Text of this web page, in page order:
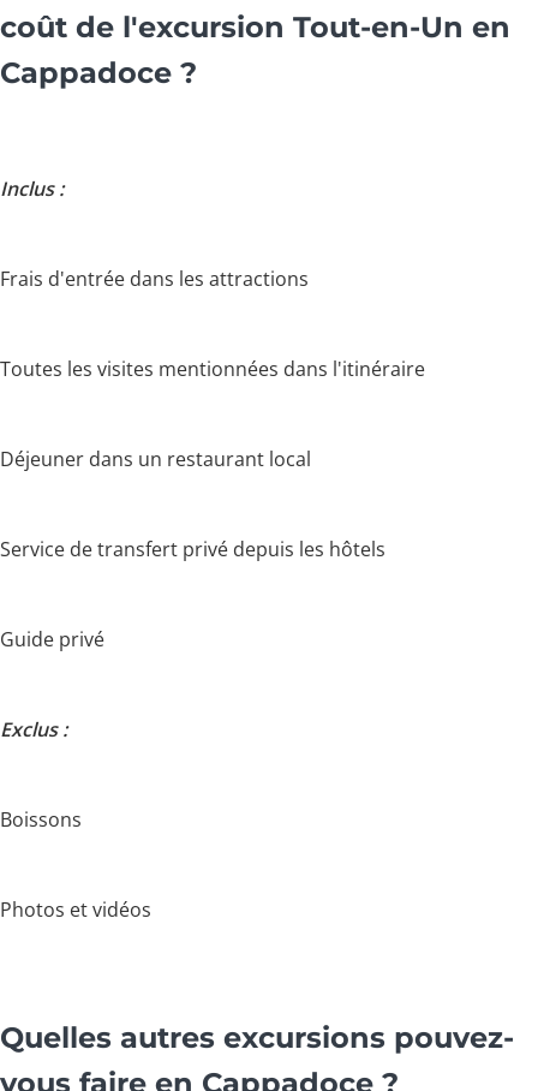
coût de l'excursion Tout-en-Un en
Cappadoce ?
Inclus :
Frais d'entrée dans les attractions
Toutes les visites mentionnées dans l'itinéraire
Déjeuner dans un restaurant local
Service de transfert privé depuis les hôtels
Guide privé
Exclus :
Boissons
Photos et vidéos
Quelles autres excursions pouvez-
vous faire en Cappadoce ?